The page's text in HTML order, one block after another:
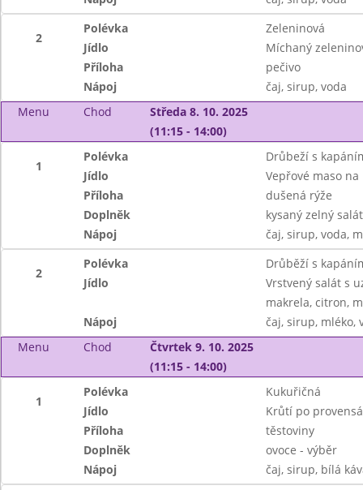
2
Polévka
Zeleninová
Jídlo
Míchaný
Příloha
pečivo
Nápoj
čaj, sirup, voda
Menu
Chod
Středa 8. 10. 2025
(11:15 - 14:00)
1
Polévka
Drůbeží s
Jídlo
Vepřové maso na
Příloha
dušená rýže
Doplněk
kysaný zelný salát
Nápoj
čaj, sirup, voda,
2
Polévka
Drůběží s
Jídlo
Vrstvený salát s
makrela, citron,
Nápoj
čaj, sirup, mléko,
Menu
Chod
Čtvrtek 9. 10. 2025
(11:15 - 14:00)
1
Polévka
Kukuřičná
Jídlo
Krůtí po
Příloha
těstoviny
Doplněk
ovoce - výběr
Nápoj
čaj, sirup, bílá